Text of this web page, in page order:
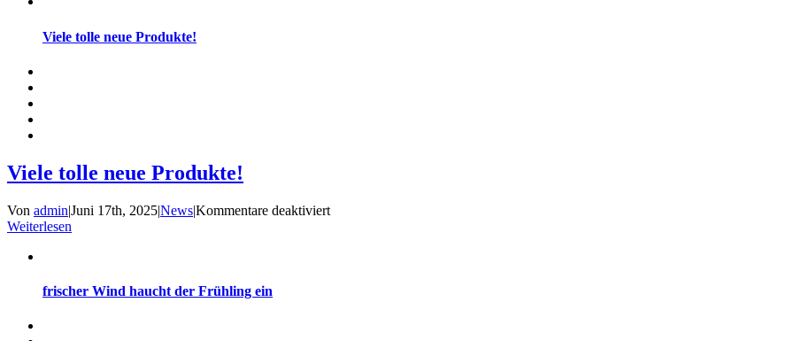
Viele tolle neue Produkte!
Viele tolle neue Produkte!
Von admin|Juni 17th, 2025|News|Kommentare deaktiviertfür
Weiterlesen
frischer Wind haucht der Frühling ein